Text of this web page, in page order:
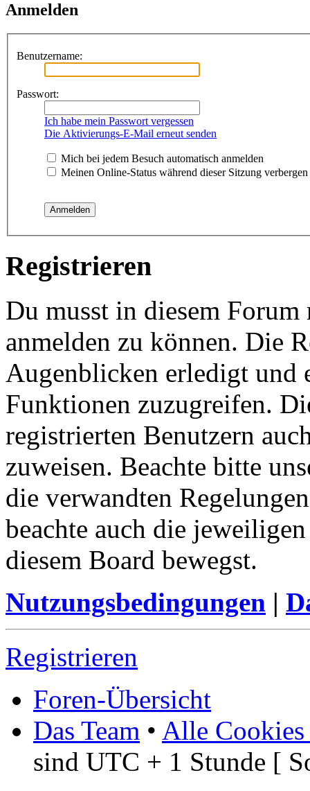
Anmelden
Benutzername:
Passwort:
Ich habe mein Passwort vergessen
Die Aktivierungs-E-Mail erneut senden
Mich bei jedem Besuch automatisch anmelden
Meinen Online-Status während dieser Sitzung verbergen
Registrieren
Du musst in diesem
anmelden zu können. Die
Augenblicken erledigt und
Funktionen zuzugreifen.
registrierten Benutzern
zuweisen. Beachte bitte
die verwandten
beachte auch die
diesem Board bewegst.
Nutzungsbedingungen |
Registrieren
Foren-Übersicht
Das Team • Alle Cookies
sind UTC + 1 Stunde [